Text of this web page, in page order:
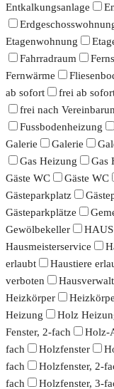
Entkalkungsanlage
Etagenwohnung
Fahrradraum
Fernwärme
ab sofort
frei ab
frei nach
Fussbodenheizung
Galerie
Galerie
Gas Heizung
Gas
Gäste WC
Gäste WC
Gästeparkplatz
Gästeparkplätze
Gewölbekeller
Hausmeisterservice
erlaubt
Haustiere
verboten
Heizkörper
Heizung
Holz
Fenster, 2-fach
Holz-
fach
Holzfenster
fach
Holzfenster, 2-
fach
Holzfenster, 3-